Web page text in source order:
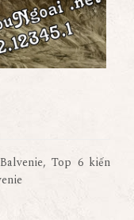
Top 6 kiến